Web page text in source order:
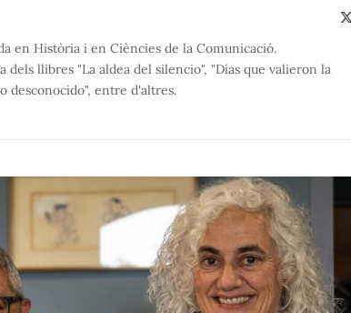
en Història i en Ciències de la Comunicació.
dels llibres "La aldea del silencio", "Días que valieron la
desconocido", entre d'altres.